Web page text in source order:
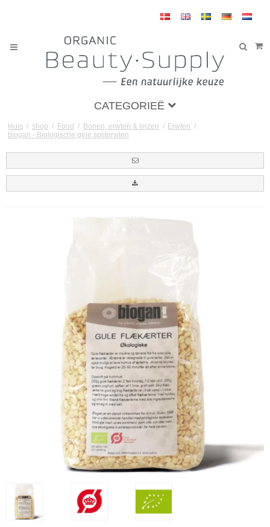
CATEGORIEË
Huis / shop / Food / Bonen, erwten & linzen / Erwten /
biogan - Biologische gele spliterwten